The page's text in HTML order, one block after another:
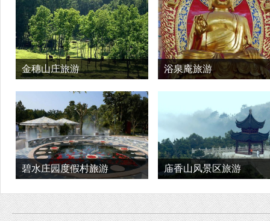
金穗山庄旅游 浴泉庵旅游
碧水庄园度假村旅游 庙香山风景区旅游